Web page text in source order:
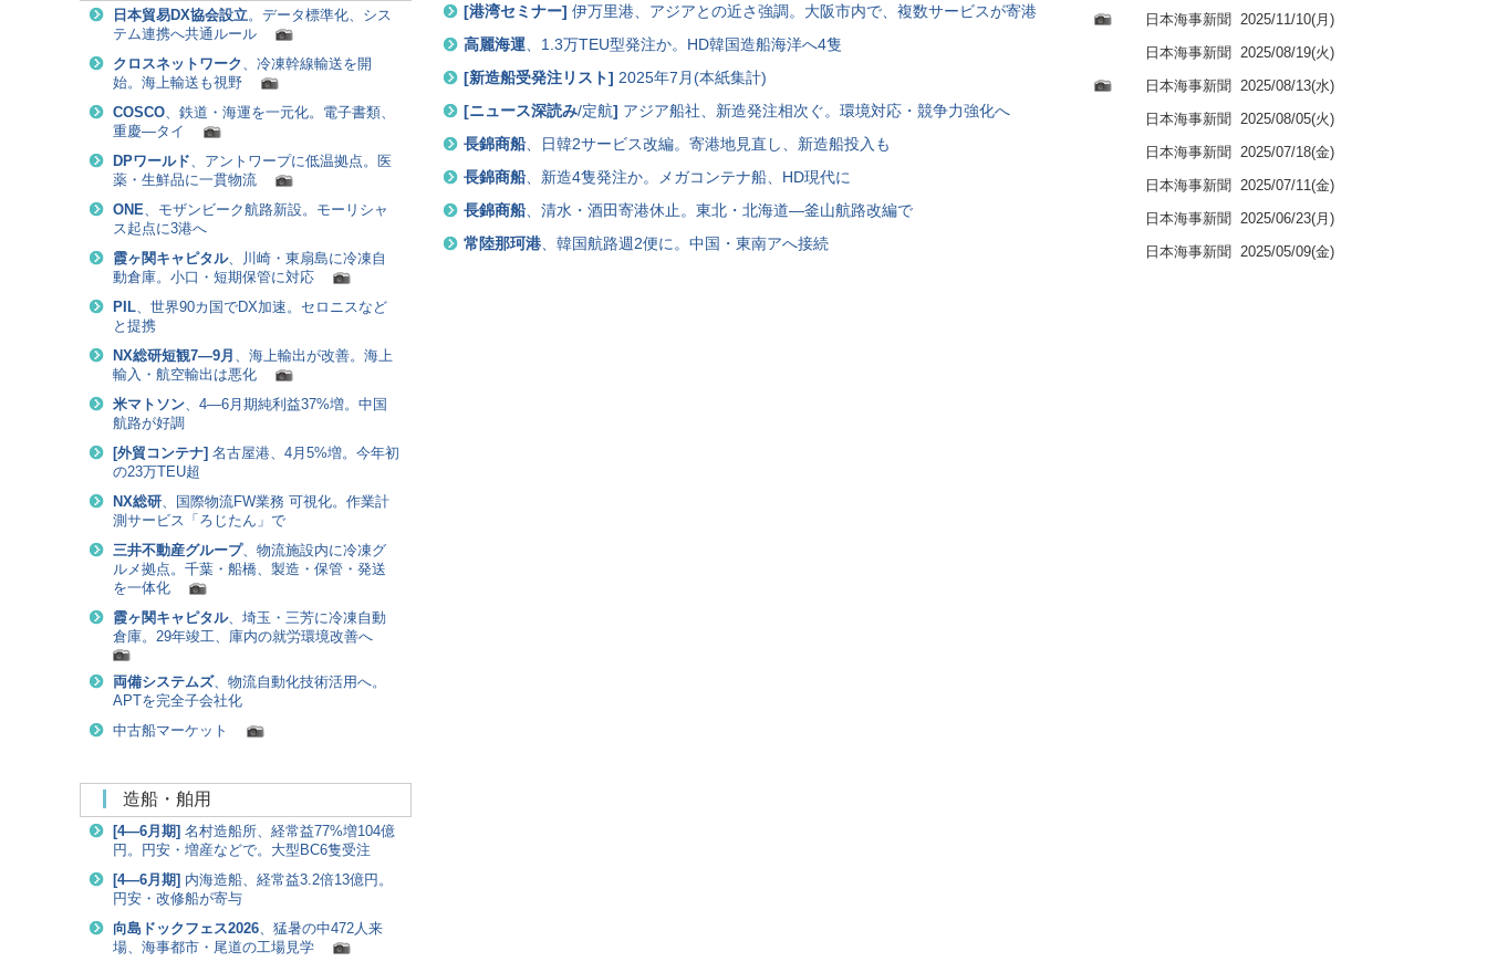
[港湾セミナー] 伊万里港、アジアとの近さ強調。大阪市内で、複数サービスが寄港 2025/11/10(月)
日本海事新聞
高麗海運、1.3万TEU型発注か。HD韓国造船海洋へ4隻 2025/08/19(火)
日本海事新聞
[新造船受発注リスト] 2025年7月(本紙集計) 2025/08/13(水)
日本海事新聞
[ニュース深読み/定航] アジア船社、新造発注相次ぐ。環境対応・競争力強化へ 2025/08/05(火)
日本海事新聞
長錦商船、日韓2サービス改編。寄港地見直し、新造船投入も 2025/07/18(金)
日本海事新聞
長錦商船、新造4隻発注か。メガコンテナ船、HD現代に 2025/07/11(金)
日本海事新聞
長錦商船、清水・酒田寄港休止。東北・北海道―釜山航路改編で 2025/06/23(月)
日本海事新聞
常陸那珂港、韓国航路週2便に。中国・東南アへ接続 2025/05/09(金)
日本海事新聞
日本貿易DX協会設立。データ標準化、シス
テム連携へ共通ルール
クロスネットワーク
、冷凍幹線輸送を開
始。海上輸送も視野
COSCO 、鉄道・海運を一元化。電子書類、
重慶―タイ
DPワールド 、アントワープに低温拠点。医
薬・生鮮品に一貫物流
ONE 、モザンビーク航路新設。モーリシャ
ス起点に3港へ
霞ヶ関キャピタル、川崎・東扇島に冷凍自
動倉庫。小口・短期保管に対応
PIL 、世界90カ国でDX加速。セロニスなど
と提携
NX総研短観7―9月
、海上輸出が改善。海上
輸入・航空輸出は悪化
米マトソン 、4―6月期純利益37%増。中国
航路が好調
[外貿コンテナ] 名古屋港、4月5%増。今年初
の23万TEU超
NX総研 、国際物流FW業務 可視化。作業計
測サービス「ろじたん」で
三井不動産グループ、物流施設内に冷凍グ
ルメ拠点。千葉・船橋、製造・保管・発送
を一体化
霞ヶ関キャピタル、埼玉・三芳に冷凍自動
倉庫。29年竣工、庫内の就労環境改善へ
両備システムズ、物流自動化技術活用へ。
APTを完全子会社化
中古船マーケット
造船・舶用
[4―6月期] 名村造船所、経常益77%増104億
円。円安・増産などで。大型BC6隻受注
[4―6月期] 内海造船、経常益3.2倍13億円。
円安・改修船が寄与
向島ドックフェス2026 、猛暑の中472人来
場、海事都市・尾道の工場見学